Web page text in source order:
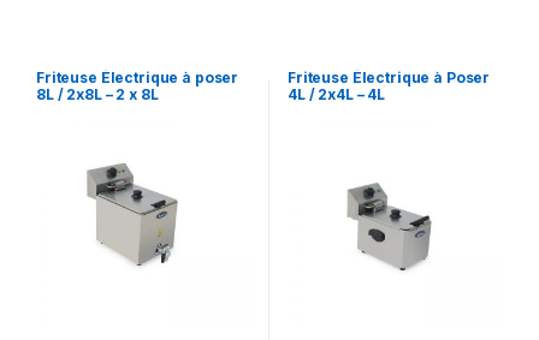
Friteuse Électrique à poser
8L / 2x8L – 2 x 8L
Friteuse Électrique à Poser
4L / 2x4L – 4L